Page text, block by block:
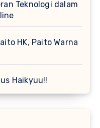
Teknologi dalam
HK, Paito Warna
Haikyuu!!